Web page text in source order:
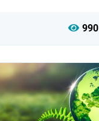
990